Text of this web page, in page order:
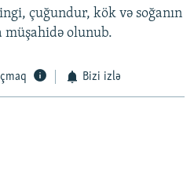
çuğundur, kök və soğanın
müşahidə olunub.
Bizi izlə